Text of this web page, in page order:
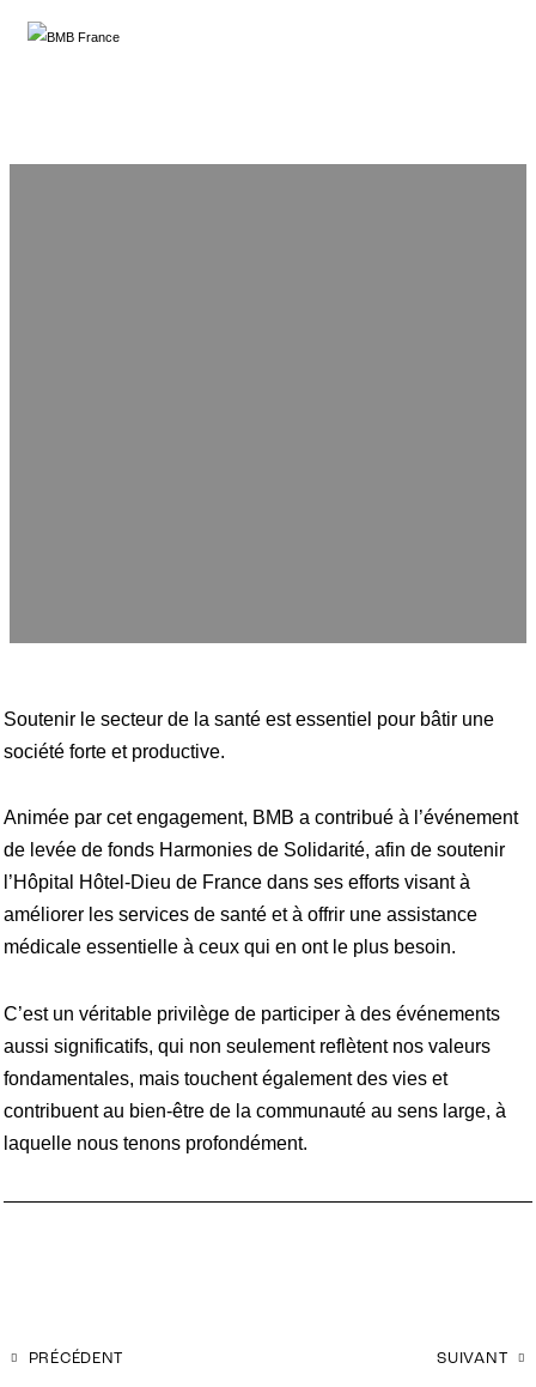
Soutenir le secteur de la santé est essentiel pour bâtir une
société forte et productive.
Animée par cet engagement, BMB a contribué à l’événement
de levée de fonds Harmonies de Solidarité, afin de soutenir
l’Hôpital Hôtel-Dieu de France dans ses efforts visant à
améliorer les services de santé et à offrir une assistance
médicale essentielle à ceux qui en ont le plus besoin.
C’est un véritable privilège de participer à des événements
aussi significatifs, qui non seulement reflètent nos valeurs
fondamentales, mais touchent également des vies et
contribuent au bien-être de la communauté au sens large, à
laquelle nous tenons profondément.
PRÉCÉDENT SUIVANT